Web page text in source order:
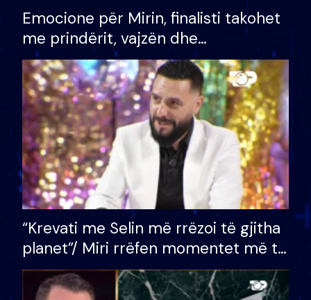
Emocione për Mirin, finalisti takohet
me prindërit, vajzën dhe
bashkëshorten: S’kemi ndonjë letër
divorci apo jo?
“Krevati me Selin më rrëzoi të gjitha
planet”/ Miri rrëfen momentet më të
bukura në shtëpinë e BB VIP: Do më
mungojë zilja e mëngjesit kur…